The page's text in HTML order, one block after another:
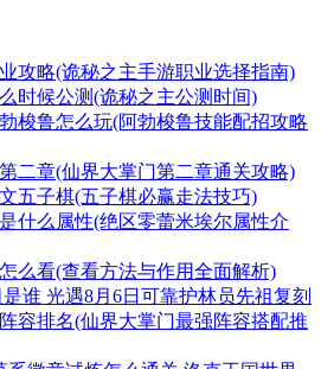
攻略(诡秘之主手游职业选择指南)
时候公测(诡秘之主公测时间)
梭鲁怎么玩(阿勃梭鲁技能配招攻略
二章(仙界大掌门第二章通关攻略)
五子棋(五子棋必赢走法技巧)
什么属性(绝区零蕾米埃尔属性介
么看(查看方法与作用全面解析)
谁 光遇8月6日可靠护林员先祖复刻
容排名(仙界大掌门最强阵容搭配推